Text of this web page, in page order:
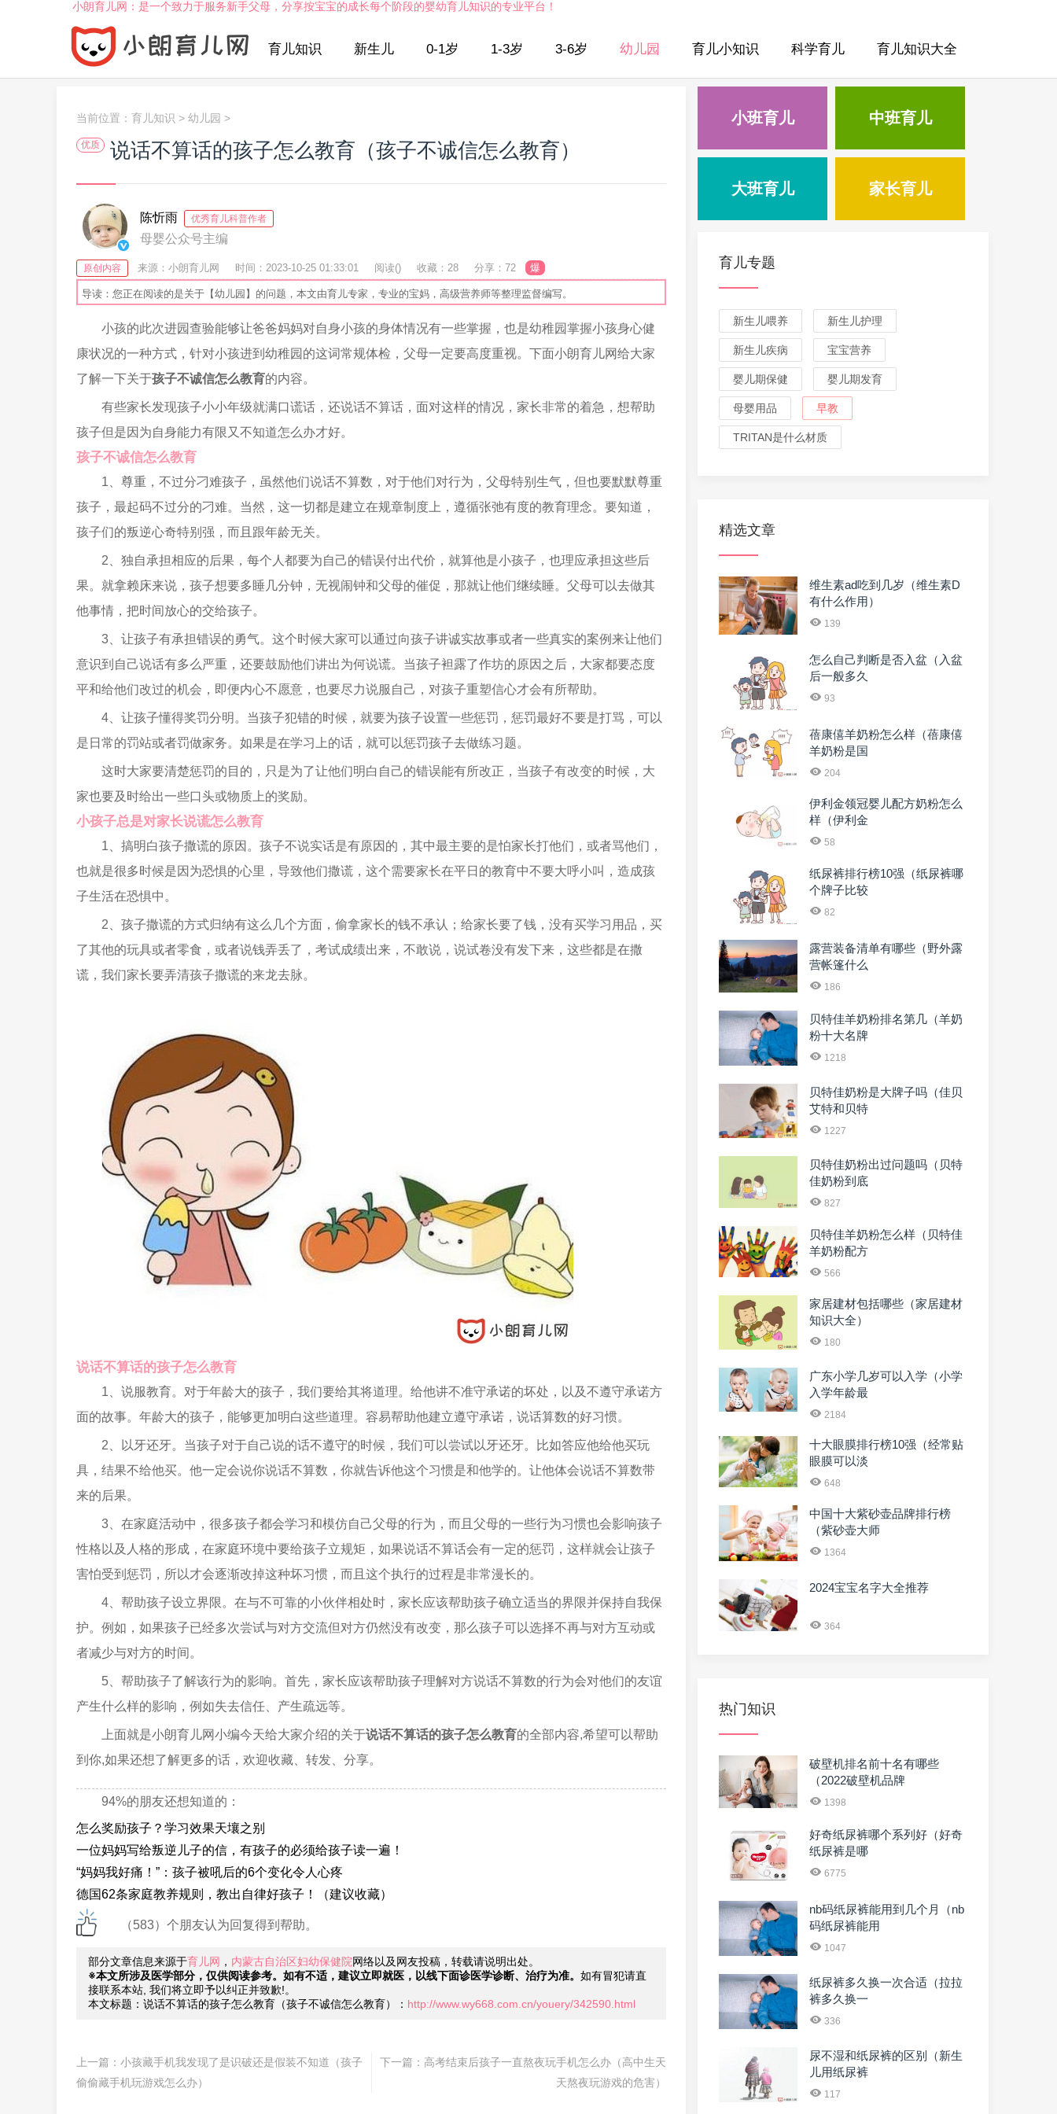
小朗育儿网：是一个致力于服务新手父母，分享按宝宝的成长每个阶段的婴幼育儿知识的专业平台！
育儿知识 新生儿 0-1岁 1-3岁 3-6岁 幼儿园 育儿小知识 科学育儿 育儿知识大全
当前位置： 育儿知识 > 幼儿园 >
优质 说话不算话的孩子怎么教育（孩子不诚信怎么教育）
陈忻雨 优秀育儿科普作者
母婴公众号主编
原创内容 来源：小朗育儿网 时间：2023-10-25 01:33:01 阅读() 收藏：28 分享：72 爆
导读：您正在阅读的是关于【幼儿园】的问题，本文由育儿专家，专业的宝妈，高级营养师等整理监督编写。
小孩的此次进园查验能够让爸爸妈妈对自身小孩的身体情况有一些掌握，也是幼稚园掌握小孩身心健
康状况的一种方式，针对小孩进到幼稚园的这词常规体检，父母一定要高度重视。下面小朗育儿网给大家
了解一下关于孩子不诚信怎么教育的内容。
有些家长发现孩子小小年级就满口谎话，还说话不算话，面对这样的情况，家长非常的着急，想帮助
孩子但是因为自身能力有限又不知道怎么办才好。
孩子不诚信怎么教育
1、尊重，不过分刁难孩子，虽然他们说话不算数，对于他们对行为，父母特别生气，但也要默默尊重
孩子，最起码不过分的刁难。当然，这一切都是建立在规章制度上，遵循张弛有度的教育理念。要知道，
孩子们的叛逆心奇特别强，而且跟年龄无关。
2、独自承担相应的后果，每个人都要为自己的错误付出代价，就算他是小孩子，也理应承担这些后
果。就拿赖床来说，孩子想要多睡几分钟，无视闹钟和父母的催促，那就让他们继续睡。父母可以去做其
他事情，把时间放心的交给孩子。
3、让孩子有承担错误的勇气。这个时候大家可以通过向孩子讲诚实故事或者一些真实的案例来让他们
意识到自己说话有多么严重，还要鼓励他们讲出为何说谎。当孩子袒露了作坊的原因之后，大家都要态度
平和给他们改过的机会，即便内心不愿意，也要尽力说服自己，对孩子重塑信心才会有所帮助。
4、让孩子懂得奖罚分明。当孩子犯错的时候，就要为孩子设置一些惩罚，惩罚最好不要是打骂，可以
是日常的罚站或者罚做家务。如果是在学习上的话，就可以惩罚孩子去做练习题。
这时大家要清楚惩罚的目的，只是为了让他们明白自己的错误能有所改正，当孩子有改变的时候，大
家也要及时给出一些口头或物质上的奖励。
小孩子总是对家长说谎怎么教育
1、搞明白孩子撒谎的原因。孩子不说实话是有原因的，其中最主要的是怕家长打他们，或者骂他们，
也就是很多时候是因为恐惧的心里，导致他们撒谎，这个需要家长在平日的教育中不要大呼小叫，造成孩
子生活在恐惧中。
2、孩子撒谎的方式归纳有这么几个方面，偷拿家长的钱不承认；给家长要了钱，没有买学习用品，买
了其他的玩具或者零食，或者说钱弄丢了，考试成绩出来，不敢说，说试卷没有发下来，这些都是在撒
谎，我们家长要弄清孩子撒谎的来龙去脉。
说话不算话的孩子怎么教育
1、说服教育。对于年龄大的孩子，我们要给其将道理。给他讲不准守承诺的坏处，以及不遵守承诺方
面的故事。年龄大的孩子，能够更加明白这些道理。容易帮助他建立遵守承诺，说话算数的好习惯。
2、以牙还牙。当孩子对于自己说的话不遵守的时候，我们可以尝试以牙还牙。比如答应他给他买玩
具，结果不给他买。他一定会说你说话不算数，你就告诉他这个习惯是和他学的。让他体会说话不算数带
来的后果。
3、在家庭活动中，很多孩子都会学习和模仿自己父母的行为，而且父母的一些行为习惯也会影响孩子
性格以及人格的形成，在家庭环境中要给孩子立规矩，如果说话不算话会有一定的惩罚，这样就会让孩子
害怕受到惩罚，所以才会逐渐改掉这种坏习惯，而且这个执行的过程是非常漫长的。
4、帮助孩子设立界限。在与不可靠的小伙伴相处时，家长应该帮助孩子确立适当的界限并保持自我保
护。例如，如果孩子已经多次尝试与对方交流但对方仍然没有改变，那么孩子可以选择不再与对方互动或
者减少与对方的时间。
5、帮助孩子了解该行为的影响。首先，家长应该帮助孩子理解对方说话不算数的行为会对他们的友谊
产生什么样的影响，例如失去信任、产生疏远等。
上面就是小朗育儿网小编今天给大家介绍的关于说话不算话的孩子怎么教育的全部内容,希望可以帮助
到你,如果还想了解更多的话，欢迎收藏、转发、分享。
94%的朋友还想知道的：
怎么奖励孩子？学习效果天壤之别
一位妈妈写给叛逆儿子的信，有孩子的必须给孩子读一遍！
“妈妈我好痛！”：孩子被吼后的6个变化令人心疼
德国62条家庭教养规则，教出自律好孩子！（建议收藏）
（583）个朋友认为回复得到帮助。
部分文章信息来源于育儿网 ， 内蒙古自治区妇幼保健院网络以及网友投稿，转载请说明出处。
※本文所涉及医学部分，仅供阅读参考。如有不适，建议立即就医，以线下面诊医学诊断、治疗为准。 如有冒犯请直
接联系本站, 我们将立即予以纠正并致歉!。
本文标题：说话不算话的孩子怎么教育（孩子不诚信怎么教育）： http://www.wy668.com.cn/youery/342590.html
上一篇： 小孩藏手机我发现了是识破还是假装不知道（孩子
偷偷藏手机玩游戏怎么办）
下一篇： 高考结束后孩子一直熬夜玩手机怎么办（高中生天
天熬夜玩游戏的危害）
小班育儿 中班育儿
大班育儿 家长育儿
育儿专题
新生儿喂养 新生儿护理
新生儿疾病 宝宝营养
婴儿期保健 婴儿期发育
母婴用品 早教
TRITAN是什么材质
精选文章
维生素ad吃到几岁（维生素D
有什么作用）
139
怎么自己判断是否入盆（入盆
后一般多久
93
蓓康僖羊奶粉怎么样（蓓康僖
羊奶粉是国
204
伊利金领冠婴儿配方奶粉怎么
样（伊利金
58
纸尿裤排行榜10强（纸尿裤哪
个牌子比较
82
露营装备清单有哪些（野外露
营帐篷什么
186
贝特佳羊奶粉排名第几（羊奶
粉十大名牌
1218
贝特佳奶粉是大牌子吗（佳贝
艾特和贝特
1227
贝特佳奶粉出过问题吗（贝特
佳奶粉到底
827
贝特佳羊奶粉怎么样（贝特佳
羊奶粉配方
566
家居建材包括哪些（家居建材
知识大全）
180
广东小学几岁可以入学（小学
入学年龄最
2184
十大眼膜排行榜10强（经常贴
眼膜可以淡
648
中国十大紫砂壶品牌排行榜
（紫砂壶大师
1364
2024宝宝名字大全推荐
364
热门知识
破壁机排名前十名有哪些
（2022破壁机品牌
1398
好奇纸尿裤哪个系列好（好奇
纸尿裤是哪
6775
nb码纸尿裤能用到几个月（nb
码纸尿裤能用
1047
纸尿裤多久换一次合适（拉拉
裤多久换一
336
尿不湿和纸尿裤的区别（新生
儿用纸尿裤
117